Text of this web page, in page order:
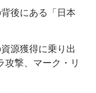
後にある「日本
源獲得に乗り出
攻撃、マーク・リ